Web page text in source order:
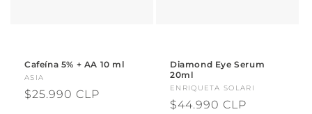
Cafeína 5% + AA 10 ml
Proveedor:
ASIA
Precio
$25.990 CLP
Diamond Eye Serum
20ml
Proveedor:
ENRIQUETA SOLARI
Precio
$44.990 CLP